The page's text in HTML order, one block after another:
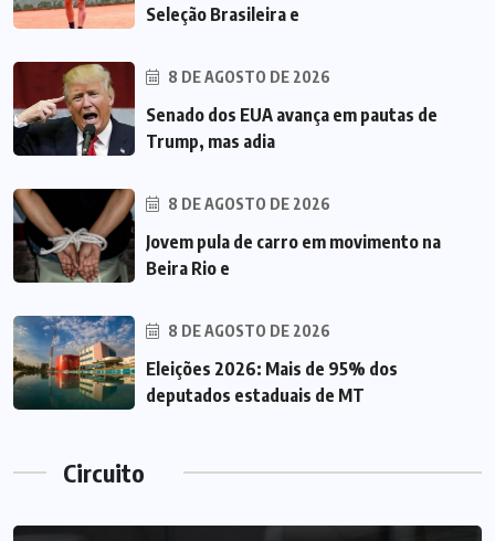
Seleção Brasileira e
8 DE AGOSTO DE 2026
Senado dos EUA avança em pautas de
Trump, mas adia
8 DE AGOSTO DE 2026
Jovem pula de carro em movimento na
Beira Rio e
8 DE AGOSTO DE 2026
Eleições 2026: Mais de 95% dos
deputados estaduais de MT
Circuito